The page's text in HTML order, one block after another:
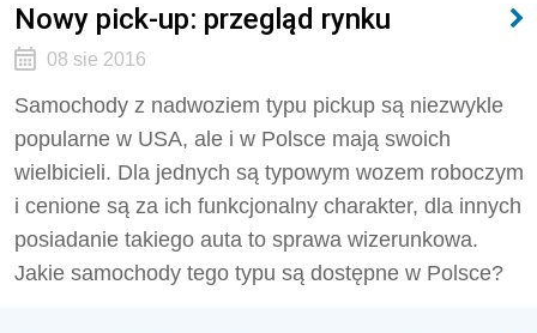
Nowy pick-up: przegląd rynku
08 sie 2016
Samochody z nadwoziem typu pickup są niezwykle
popularne w USA, ale i w Polsce mają swoich
wielbicieli. Dla jednych są typowym wozem roboczym
i cenione są za ich funkcjonalny charakter, dla innych
posiadanie takiego auta to sprawa wizerunkowa.
Jakie samochody tego typu są dostępne w Polsce?